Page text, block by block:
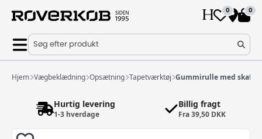
0 0
Søg efter produkt
Hjem Vægbeklædning Opsætning Tapetværktøj Gummirulle med skaft
Hurtig levering
1-3 hverdage
Billig fragt
Fra 39,50 DKK